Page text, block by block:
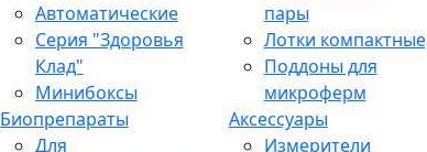
Автоматические
Серия "Здоровья
Клад"
Минибоксы
пары
Лотки компактные
Поддоны для
микроферм
Биопрепараты
Для
Аксессуары
Измерители